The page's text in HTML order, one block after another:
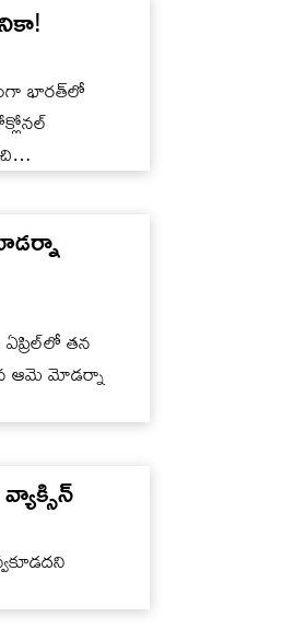
భారత్​లో
ఏప్రిల్‌లో తన
ఆమె మోడర్నా